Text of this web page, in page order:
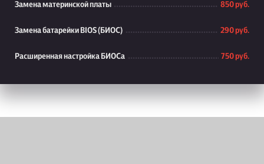
Замена материнской платы 850 руб.
Замена батарейки BIOS (БИОС) 290 руб.
Расширенная настройка БИОСа 750 руб.